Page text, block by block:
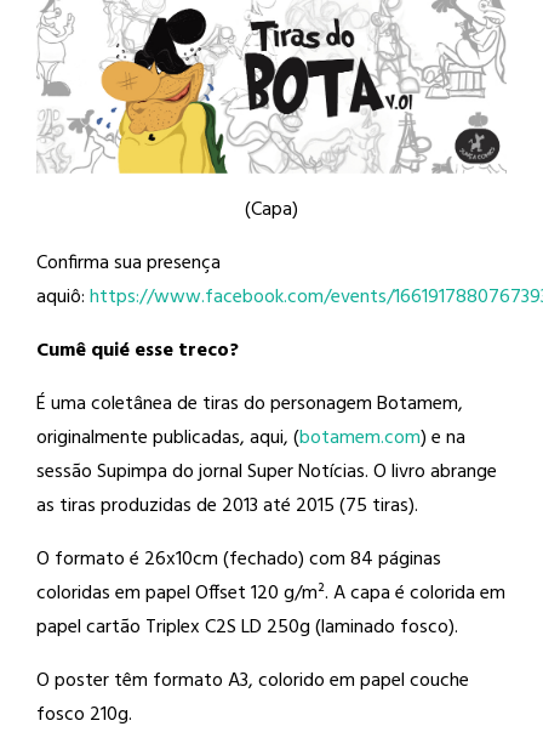
(Capa)
Confirma sua presença
aquiô:https://www.facebook.com/events/
Cumê quié esse treco?
É uma coletânea de tiras do personagem Botamem,
originalmente publicadas, aqui, (botamem.com) e na
sessão Supimpa do jornal Super Notícias. O livro abrange
as tiras produzidas de 2013 até 2015 (75 tiras).
O formato é 26x10cm (fechado) com 84 páginas
coloridas em papel Offset 120 g/m². A capa é colorida em
papel cartão Triplex C2S LD 250g (laminado fosco).
O poster têm formato A3, colorido em papel couche
fosco 210g.